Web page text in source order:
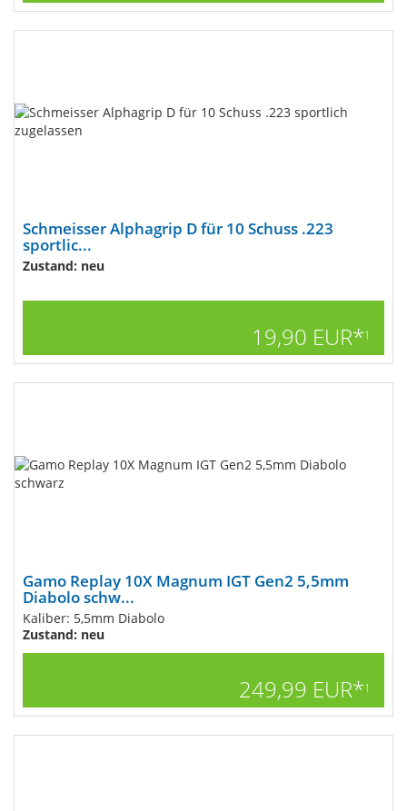
Schmeisser Alphagrip D für 10 Schuss .223
sportlic...
Zustand: neu
19,90 EUR*1
Gamo Replay 10X Magnum IGT Gen2 5,5mm
Diabolo schw...
Kaliber: 5,5mm Diabolo
Zustand: neu
249,99 EUR*1